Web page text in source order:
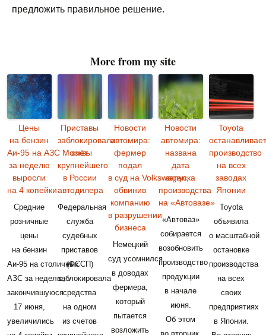
предложить правильное решение.
More from my site
Цены
на бензин
Аи-95 на АЗС Москвы
за неделю
выросли
на 4 копейки
Средние
розничные
цены
на бензин
Аи-95 на столичных
АЗС за неделю,
закончившуюся
17 июня,
увеличились
Приставы
заблокировали
счёт
крупнейшего
в России
автодилера
Федеральная
служба
судебных
приставов
(ФССП)
заблокировала
средства
на одном
из счетов
Новости
автомира:
фермер
подал
в суд на Volkswagen,
обвинив
компанию
в разрушении
бизнеса
Немецкий
суд усомнился
в доводах
фермера,
который
пытается
возложить
Новости
автомира:
названа
дата
запуска
производства
на «Автовазе»
«Автоваз»
собирается
возобновить
производство
продукции
в начале
июня.
Об этом
Toyota
останавливает
производство
на всех
заводах
Японии
Toyota
объявила
о масштабной
остановке
производства
на всех
своих
предприятиях
в Японии.